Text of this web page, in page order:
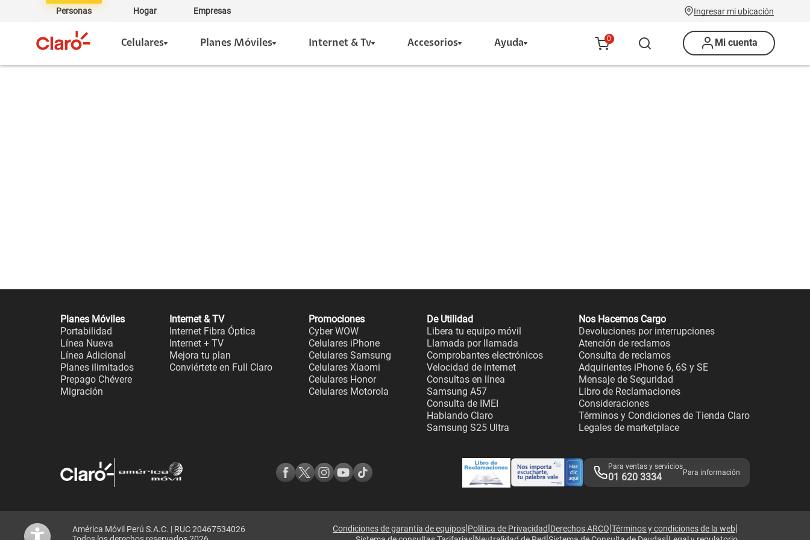
Personas Hogar Empresas Ingresar mi ubicación
Celulares Planes Móviles Internet & Tv Accesorios Ayuda 0 Mi cuenta
Planes Móviles
Portabilidad
Línea Nueva
Línea Adicional
Planes ilimitados
Prepago Chévere
Migración
Internet & TV
Internet Fibra Óptica
Internet + TV
Mejora tu plan
Conviértete en Full Claro
Promociones
Cyber WOW
Celulares iPhone
Celulares Samsung
Celulares Xiaomi
Celulares Honor
Celulares Motorola
De Utilidad
Libera tu equipo móvil
Llamada por llamada
Comprobantes electrónicos
Velocidad de internet
Consultas en línea
Samsung A57
Consulta de IMEI
Hablando Claro
Samsung S25 Ultra
Nos Hacemos Cargo
Devoluciones por interrupciones
Atención de reclamos
Consulta de reclamos
Adquirientes iPhone 6, 6S y SE
Mensaje de Seguridad
Libro de Reclamaciones
Consideraciones
Términos y Condiciones de Tienda Claro
Legales de marketplace
Para ventas y servicios
01 620 3334 Para información
América Móvil Perú S.A.C. | RUC 20467534026
Condiciones de garantía de equipos|Política de Privacidad|Derechos ARCO|Términos y condiciones de la web|